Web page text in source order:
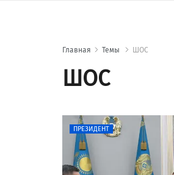
Главная Темы ШОС
ШОС
ПРЕЗИДЕНТ